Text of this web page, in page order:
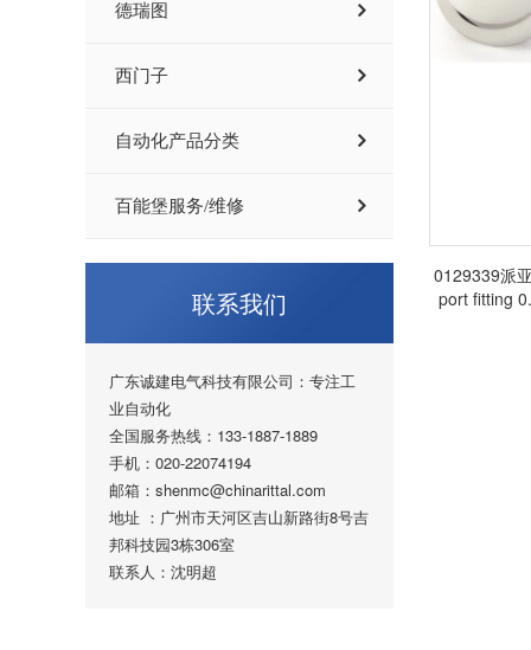
德瑞图
西门子
自动化产品分类
百能堡服务/维修
联系我们
广东诚建电气科技有限公司：专注工
业自动化
全国服务热线：133-1887-1889
手机：020-22074194
邮箱：shenmc@chinarittal.com
地址 ：广州市天河区吉山新路街8号吉
邦科技园3栋306室
联系人：沈明超
0129339派
port fitting